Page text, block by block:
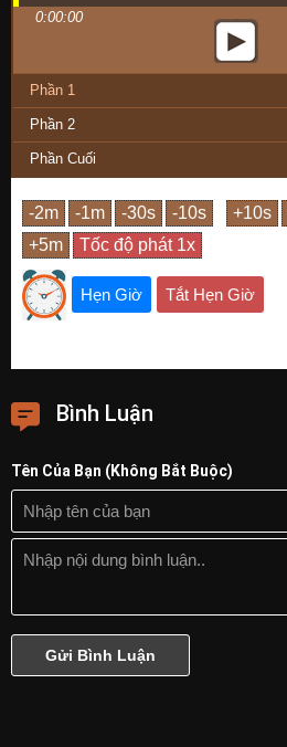
0:00:00
Phần 1
Phần 2
Phần Cuối
Hẹn Giờ Tắt Hẹn Giờ
Bình Luận
Tên Của Bạn (Không Bắt Buộc)